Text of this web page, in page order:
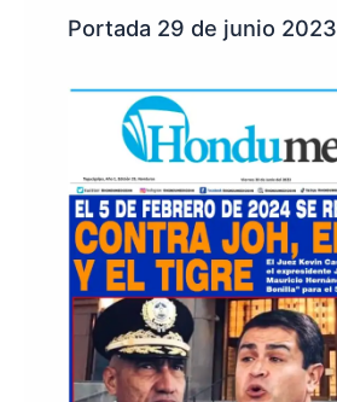
Portada 29 de junio 2023